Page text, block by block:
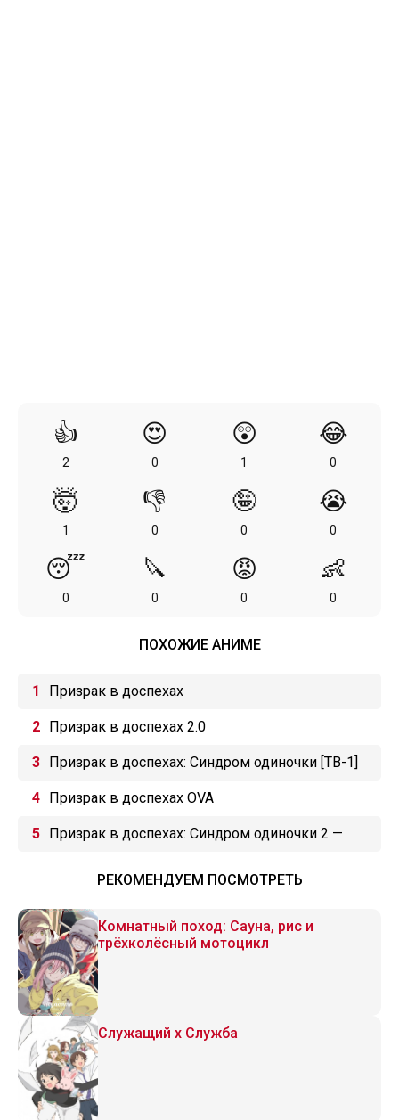
👍
2
😍
0
😲
1
😂
0
🤯
1
👎
0
🤪
0
😭
0
😴
0
🔪
0
😡
0
👶
0
ПОХОЖИЕ АНИМЕ
Призрак в доспехах
Призрак в доспехах 2.0
Призрак в доспехах: Синдром одиночки [ТВ-1]
Призрак в доспехах OVA
Призрак в доспехах: Синдром одиночки 2 —
РЕКОМЕНДУЕМ ПОСМОТРЕТЬ
Комнатный поход: Сауна, рис и
трёхколёсный мотоцикл
Служащий x Служба